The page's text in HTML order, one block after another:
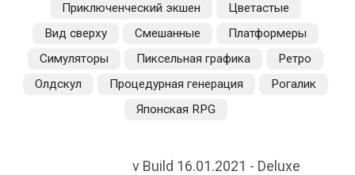
Приключенческий экшен
Цветастые
Вид сверху
Смешанные
Платформеры
Симуляторы
Пиксельная графика
Ретро
Олдскул
Процедурная генерация
Рогалик
Японская RPG
v Build 16.01.2021 - Deluxe